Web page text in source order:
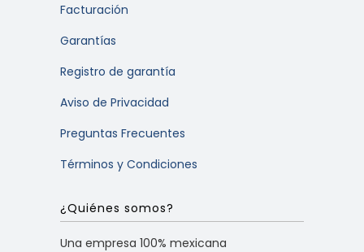
Facturación
Garantías
Registro de garantía
Aviso de Privacidad
Preguntas Frecuentes
Términos y Condiciones
¿Quiénes somos?
Una empresa 100% mexicana